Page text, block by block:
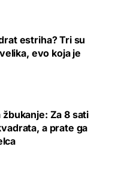
estriha? Tri su
evo koja je
Za 8 sati
a prate ga